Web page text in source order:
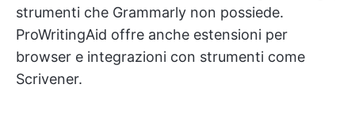
strumenti che Grammarly non possiede.
ProWritingAid offre anche estensioni per
browser e integrazioni con strumenti come
Scrivener.